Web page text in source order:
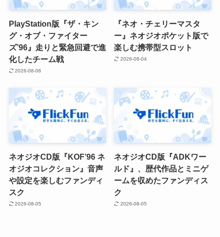
PlayStation版『ザ・キン
グ・オブ・ファイター
ズ’96』走りと緊急回避で進
化したチーム戦
2026-08-06
『ネオ・チェリーマスタ
ー』ネオジオポケット版で
楽しむ携帯型スロット
2026-08-04
ネオジオCD版『KOF’96 ネ
オジオコレクション』音声
や設定を楽しむファンディ
スク
2026-08-05
ネオジオCD版『ADKワー
ルド』、歴代作品とミニゲ
ームを収めたファンディス
ク
2026-08-05